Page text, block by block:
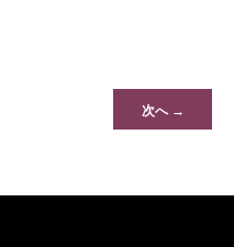
次へ →